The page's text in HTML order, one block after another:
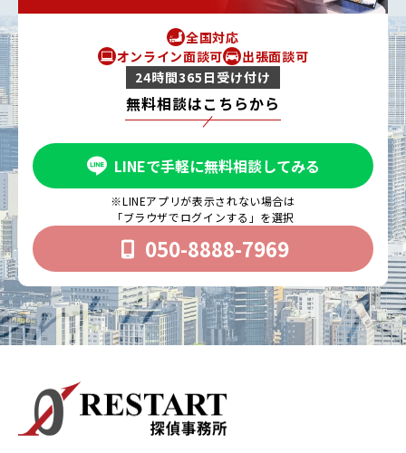
全国対応
オンライン面談可
出張面談可
24時間365日受け付け
無料相談はこちらから
LINEで手軽に無料相談してみる
※LINEアプリが表示されない場合は
「ブラウザでログインする」を選択
050-8888-7969